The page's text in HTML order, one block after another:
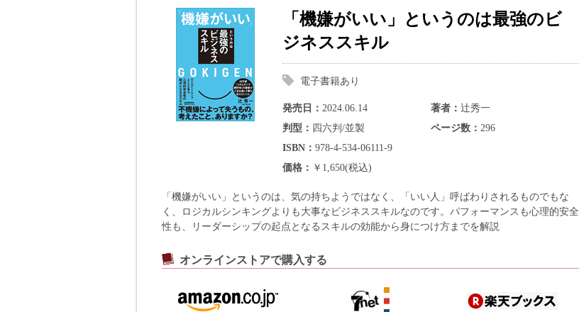
「機嫌がいい」というのは最強のビ
ジネススキル
電子書籍あり
発売日 2024.06.14 著者
辻秀一
判型
四六判/並製 ページ数
296
ISBN
978-4-534-06111-9
価格
￥1,650(税込)
「機嫌がいい」というのは、気の持ちようではなく、「いい人」呼ばわりされるものでもな
く、ロジカルシンキングよりも大事なビジネススキルなのです。パフォーマンスも心理的安全
性も、リーダーシップの起点となるスキルの効能から身につけ方までを解説
オンラインストアで購入する